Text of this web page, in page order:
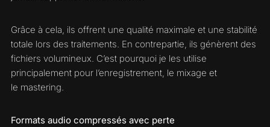
Grâce à cela, ils offrent une qualité maximale et une stabilité
totale lors des traitements. En contrepartie, ils génèrent des
fichiers volumineux. C’est pourquoi je les utilise
principalement pour l’enregistrement, le mixage et
le mastering.
Formats audio compressés avec perte